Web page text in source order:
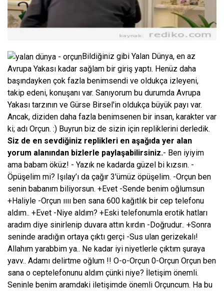
Bildiğiniz gibi Yalan Dünya, en az
Avrupa Yakası kadar sağlam bir giriş yaptı. Henüz daha
başındayken çok fazla benimsendi ve oldukça izleyeni,
takip edeni, konuşanı var. Sanıyorum bu durumda Avrupa
Yakası tarzının ve Gürse Birsel'in oldukça büyük payı var.
Ancak, diziden daha fazla benimsenen bir insan, karakter var
ki; adı Orçun. :) Buyrun biz de sizin için repliklerini derledik.
Siz de en sevdiğiniz replikleri en aşağıda yer alan
yorum alanından bizlerle paylaşabilirsiniz.- Ben iyiyim
ama babam öküz! - Yazık ne kadarda güzel bi kızsın. -
Öpüşelim mi? Işılay’ı da çağır 3′ümüz öpüşelim. -Orçun ben
senin babanım biliyorsun. +Evet -Sende benim oğlumsun
+Haliyle -Orçun ıııı ben sana 600 kağıtlık bir cep telefonu
aldım.. +Evet -Niye aldım? +Eski telefonumla erotik hatları
aradım diye sinirlenip duvara attın kırdın -Doğrudur.. +Sonra
seninde aradığın ortaya çıktı gerçi -Sus ulan gerizekalı!
Allahım yarabbim ya.. Ne kadar iyi niyetlerle çıktım şuraya
yavv.. Adamı delirtme oğlum !! O-o-Orçun 0-Orçun Orçun ben
sana o ceptelefonunu aldım çünki niye? İletişim önemli.
Seninle benim aramdaki iletişimde önemli Orçuncum. Ha bu